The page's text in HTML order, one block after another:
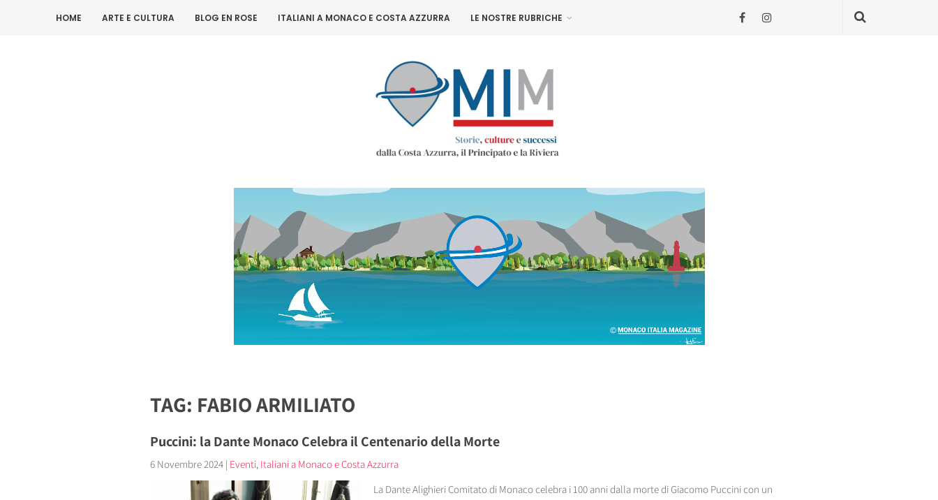
HOME ARTE E CULTURA BLOG EN ROSE ITALIANI A MONACO E COSTA AZZURRA LE NOSTRE RUBRICHE
TAG: FABIO ARMILIATO
Puccini: la Dante Monaco Celebra il Centenario della Morte
6 Novembre 2024 | Eventi, Italiani a Monaco e Costa Azzurra
La Dante Alighieri Comitato di Monaco celebra i 100 anni dalla morte di Giacomo Puccini con un